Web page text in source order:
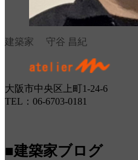
建築家 守谷 昌紀
大阪市中央区上町1-24-6
TEL：06-6703-0181
■建築家ブログ